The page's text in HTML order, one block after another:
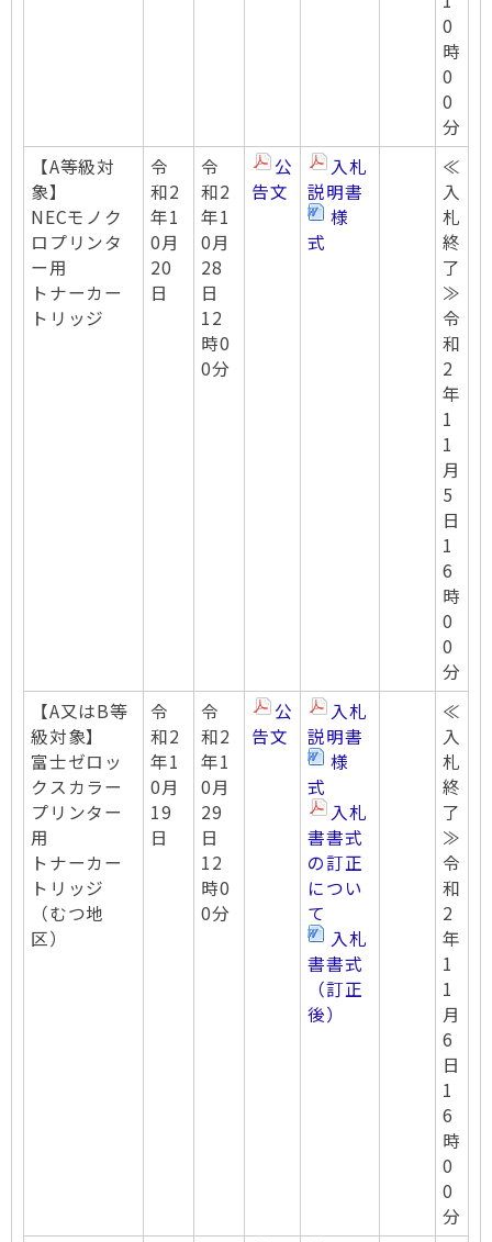
0
時
0
0
分
【A等級対
象】
NECモノク
ロプリンタ
ー用
トナーカー
トリッジ
令
和2
年1
0月
20
日
令
和2
年1
0月
28
日
12
時0
0分
公
告文
入札
説明書
様
式
≪
入
札
終
了
≫
令
和
2
年
1
1
月
5
日
1
6
時
0
0
分
【A又はB等
級対象】
富士ゼロッ
クスカラー
プリンター
用
トナーカー
トリッジ
（むつ地
区）
令
和2
年1
0月
19
日
令
和2
年1
0月
29
日
12
時0
0分
公
告文
入札
説明書
様
式
入札
書書式
の訂正
につい
て
入札
書書式
（訂正
後）
≪
入
札
終
了
≫
令
和
2
年
1
1
月
6
日
1
6
時
0
0
分